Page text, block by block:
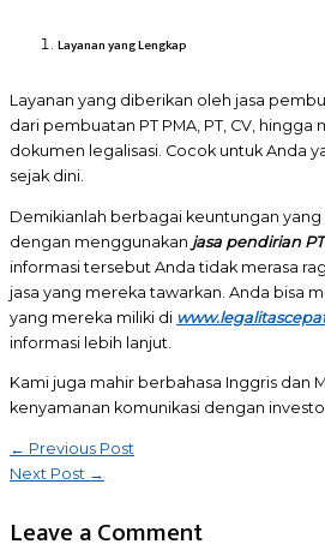
Layanan yang Lengkap
Layanan yang diberikan oleh jasa
dari pembuatan PT PMA, PT, CV,
dokumen legalisasi. Cocok untuk Anda
sejak dini.
Demikianlah berbagai keuntungan yang
dengan menggunakan jasa pendirian
informasi tersebut Anda tidak merasa
jasa yang mereka tawarkan. Anda bisa
yang mereka miliki di
informasi lebih lanjut.
Kami juga mahir berbahasa Inggris dan
kenyamanan komunikasi dengan
Post
navigation
← Previous Post
Next Post →
Leave a Comment